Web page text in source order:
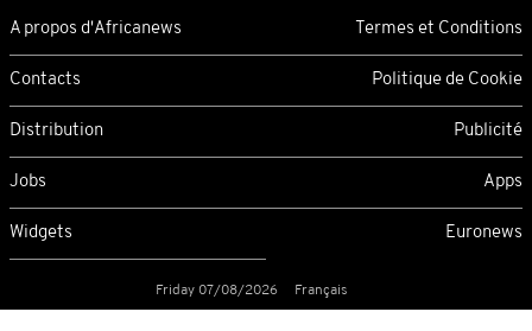
A propos d'Africanews Termes et Conditions
Contacts Politique de Cookie
Distribution Publicité
Jobs Apps
Widgets Euronews
Friday 07/08/2026